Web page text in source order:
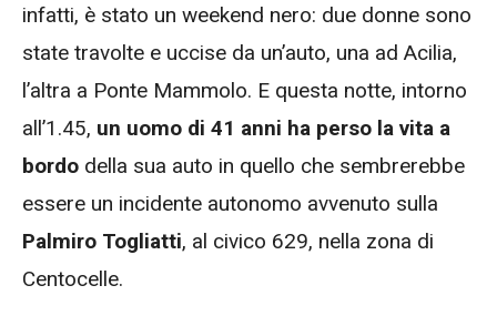
infatti, è stato un weekend nero: due donne sono
state travolte e uccise da un’auto, una ad Acilia,
l’altra a Ponte Mammolo. E questa notte, intorno
all’1.45, un uomo di 41 anni ha perso la vita a
bordo della sua auto in quello che sembrerebbe
essere un incidente autonomo avvenuto sulla
Palmiro Togliatti, al civico 629, nella zona di
Centocelle.